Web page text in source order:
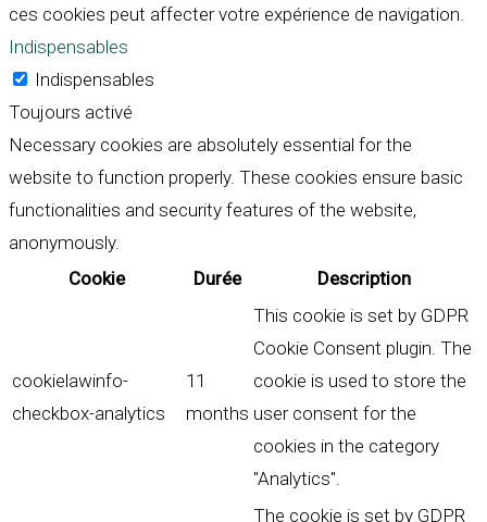
ces cookies peut affecter votre expérience de navigation.
Indispensables
Indispensables
Toujours activé
Necessary cookies are absolutely essential for the
website to function properly. These cookies ensure basic
functionalities and security features of the website,
anonymously.
Cookie
Durée Description
cookielawinfo-
checkbox-analytics
11
months
This cookie is set by GDPR
Cookie Consent plugin. The
cookie is used to store the
user consent for the
cookies in the category
"Analytics".
The cookie is set by GDPR